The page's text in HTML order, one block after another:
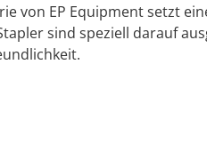
von EP Equip­ment set­zt
sind speziell darauf